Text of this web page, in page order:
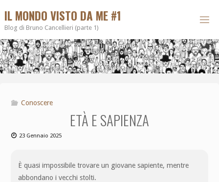
IL MONDO VISTO DA ME #1
Blog di Bruno Cancellieri (parte 1)
Conoscere
ETÀ E SAPIENZA
23 Gennaio 2025
È quasi impossibile trovare un giovane sapiente, mentre
abbondano i vecchi stolti.